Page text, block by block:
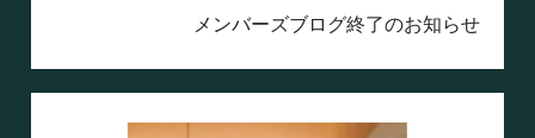
メンバーズブログ終了のお知らせ